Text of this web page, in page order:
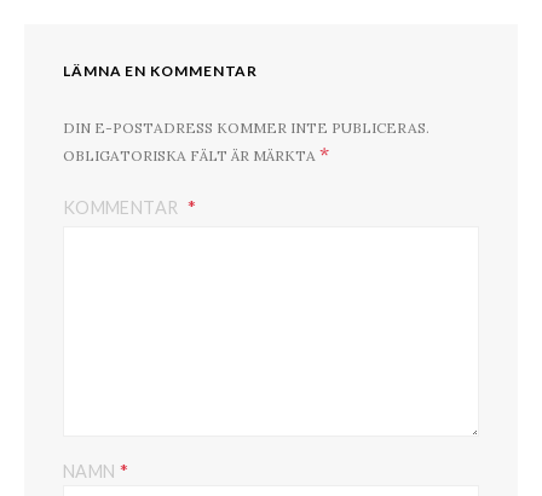
LÄMNA EN KOMMENTAR
DIN E-POSTADRESS KOMMER INTE PUBLICERAS.
OBLIGATORISKA FÄLT ÄR MÄRKTA *
KOMMENTAR
NAMN *